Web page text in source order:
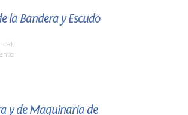
la Bandera y Escudo
y de Maquinaria de